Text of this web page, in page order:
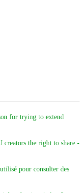
for trying to extend
creators the right to share -
pour consulter des